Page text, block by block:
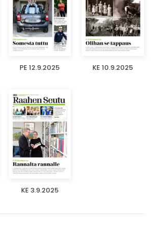
PE 12.9.2025 KE 10.9.2025
KE 3.9.2025